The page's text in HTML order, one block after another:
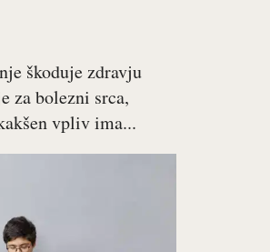
škoduje zdravju
za bolezni srca,
vpliv ima...